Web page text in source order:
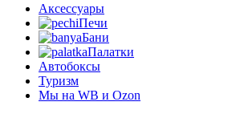
Аксессуары
Печи
Бани
Палатки
Автобоксы
Туризм
Мы на WB и Ozon